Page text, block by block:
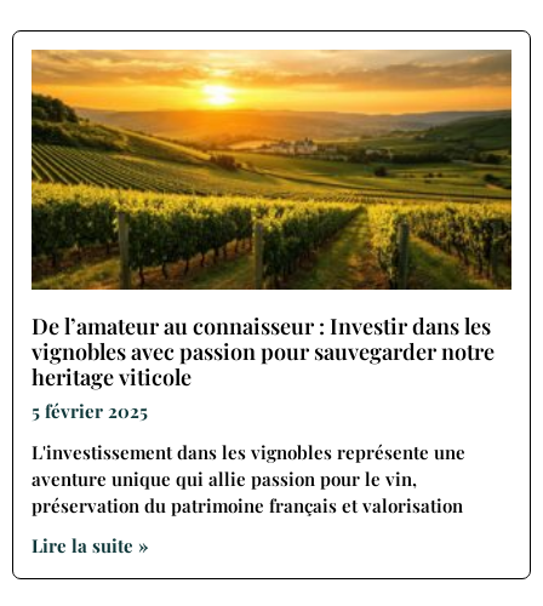
De l’amateur au connaisseur : Investir dans les
vignobles avec passion pour sauvegarder notre
heritage viticole
5 février 2025
L'investissement dans les vignobles représente une
aventure unique qui allie passion pour le vin,
préservation du patrimoine français et valorisation
Lire la suite »